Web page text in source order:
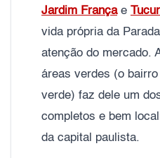
Jardim Françae
vida própria da
atenção do mercado.
áreas verdes (o
verde) faz dele um
completos e bem
da capital paulista.